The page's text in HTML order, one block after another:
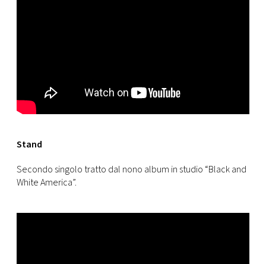
Stand
Secondo singolo tratto dal nono album in studio “Black and
White America”.